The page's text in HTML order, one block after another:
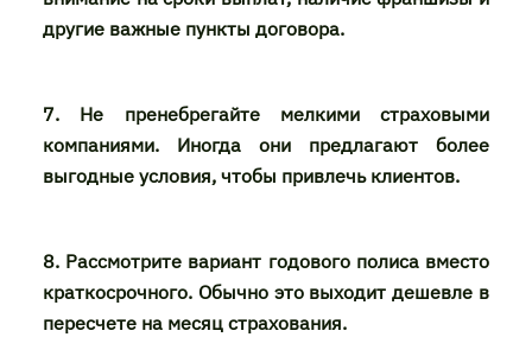
другие важные пункты договора.
7. Не пренебрегайте мелкими страховыми
компаниями. Иногда они предлагают более
выгодные условия, чтобы привлечь клиентов.
8. Рассмотрите вариант годового полиса вместо
краткосрочного. Обычно это выходит дешевле в
пересчете на месяц страхования.